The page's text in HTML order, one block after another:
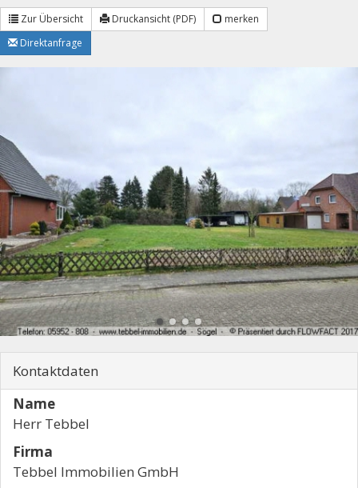
Zur Übersicht Druckansicht (PDF)
merken
Direktanfrage
Kontaktdaten
Name
Herr Tebbel
Firma
Tebbel Immobilien GmbH